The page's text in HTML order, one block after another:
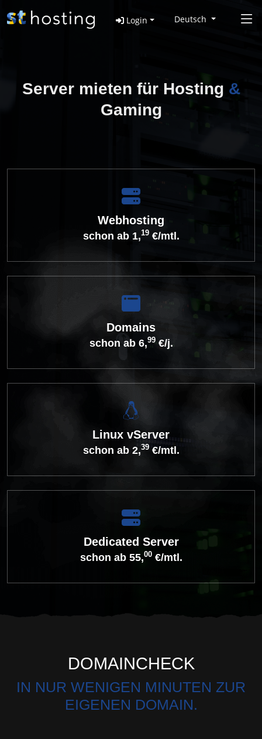
Login Deutsch
Server mieten für Hosting &
Gaming
Webhosting
schon ab 1,19€/mtl.
Domains
schon ab 6,99€/j.
Linux vServer
schon ab 2,39€/mtl.
Dedicated Server
schon ab 55,00€/mtl.
DOMAINCHECK
IN NUR WENIGEN MINUTEN ZUR
EIGENEN DOMAIN.